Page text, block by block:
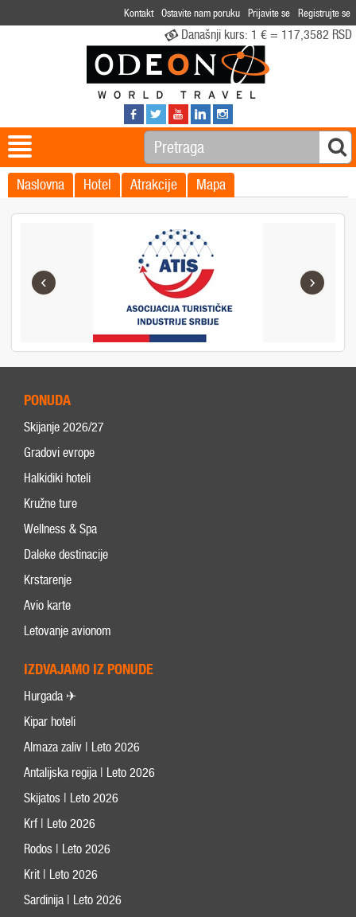
Kontakt Ostavite nam poruku Prijavite se Registrujte se
Današnji kurs: 1 € = 117,3582 RSD
Naslovna Hotel Atrakcije Mapa
‹ ›
PONUDA
Skijanje 2026/27
Gradovi evrope
Halkidiki hoteli
Kružne ture
Wellness & Spa
Daleke destinacije
Krstarenje
Avio karte
Letovanje avionom
IZDVAJAMO IZ PONUDE
Hurgada ✈
Kipar hoteli
Almaza zaliv | Leto 2026
Antalijska regija | Leto 2026
Skijatos | Leto 2026
Krf | Leto 2026
Rodos | Leto 2026
Krit | Leto 2026
Sardinija | Leto 2026